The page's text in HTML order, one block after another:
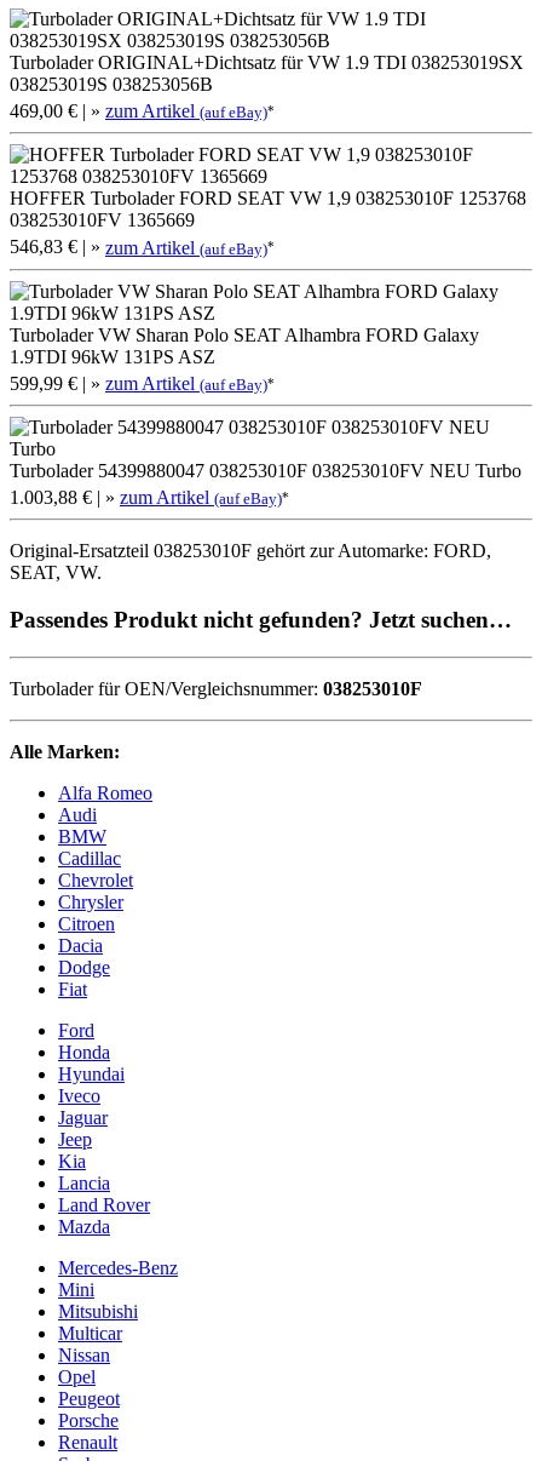
Turbolader ORIGINAL+Dichtsatz für VW 1.9 TDI 038253019SX
038253019S 038253056B
469,00 € | » zum Artikel (auf eBay)*
HOFFER Turbolader FORD SEAT VW 1,9 038253010F 1253768
038253010FV 1365669
546,83 € | » zum Artikel (auf eBay)*
Turbolader VW Sharan Polo SEAT Alhambra FORD Galaxy
1.9TDI 96kW 131PS ASZ
599,99 € | » zum Artikel (auf eBay)*
Turbolader 54399880047 038253010F 038253010FV NEU Turbo
1.003,88 € | » zum Artikel (auf eBay)*
Original-Ersatzteil 038253010F gehört zur Automarke: FORD,
SEAT, VW.
Passendes Produkt nicht gefunden? Jetzt suchen…
Turbolader für OEN/Vergleichsnummer: 038253010F
Alle Marken:
Alfa Romeo
Audi
BMW
Cadillac
Chevrolet
Chrysler
Citroen
Dacia
Dodge
Fiat
Ford
Honda
Hyundai
Iveco
Jaguar
Jeep
Kia
Lancia
Land Rover
Mazda
Mercedes-Benz
Mini
Mitsubishi
Multicar
Nissan
Opel
Peugeot
Porsche
Renault